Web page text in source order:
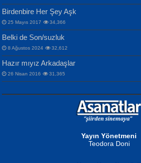
MAHMUT GÜRBÜZ
İbrahim Olmak ve Bitirebilmek...
NURAN KÖSE BAYDAR
Songül Özel
Mahzen...
Ben Deniz Değilim ki...
NAZIM HİKMET RAN
Bir Cezaevinde, Tecritteki Adamın
Mektupları...
Birdenbire Her Şey Aşk
25 Mayıs 2017 34,366
Belki de Son/suzluk
8 Ağustos 2024 32,612
Hazır mıyız Arkadaşlar
26 Nisan 2016 31,365
Yayın Yönetmeni
Teodora Doni